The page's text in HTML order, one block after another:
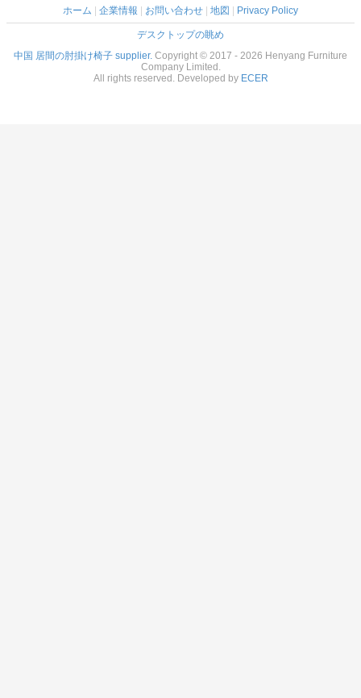
ホーム | 企業情報 | お問い合わせ | 地図 | Privacy Policy
デスクトップの眺め
中国 居間の肘掛け椅子 supplier. Copyright © 2017 - 2026 Henyang Furniture
Company Limited.
All rights reserved. Developed by ECER